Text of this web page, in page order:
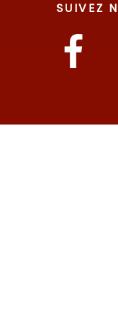
SUIVEZ